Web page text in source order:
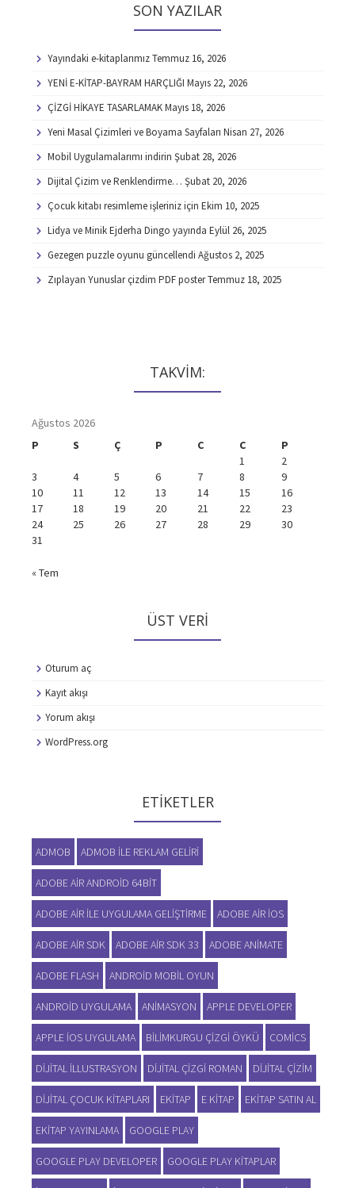
SON YAZILAR
Yayındaki e-kitaplarımızTemmuz 16, 2026
YENİ E-KİTAP-BAYRAM HARÇLIĞI Mayıs 22, 2026
ÇİZGİ HİKAYE TASARLAMAKMayıs 18, 2026
Yeni Masal Çizimleri ve Boyama Sayfaları Nisan 27, 2026
Mobil Uygulamalarımı indirin Şubat 28, 2026
Dijital Çizim ve Renklendirme… Şubat 20, 2026
Çocuk kitabı resimleme işleriniz için Ekim 10, 2025
Lidya ve Minik Ejderha Dingo yayında Eylül 26, 2025
Gezegen puzzle oyunu güncellendi Ağustos 2, 2025
Zıplayan Yunuslar çizdim PDF posterTemmuz 18, 2025
TAKVİM:
Ağustos 2026
P
S Ç P C C
P
1
2
3
4 5 6 7 8
9
10
11 12 13 14 15
16
17
18 19 20 21 22
23
24
25 26 27 28 29
30
31
« Tem
ÜST VERI
Oturum aç
Kayıt akışı
Yorum akışı
WordPress.org
ETIKETLER
ADMOB ADMOB ILE REKLAM GELIRI
ADOBE AIR ANDROID 64BIT
ADOBE AIR ILE UYGULAMA GELIŞTIRME ADOBE AIR IOS
ADOBE AIR SDK ADOBE AIR SDK 33 ADOBE ANIMATE
ADOBE FLASH ANDROID MOBIL OYUN
ANDROID UYGULAMA ANIMASYON APPLE DEVELOPER
APPLE IOS UYGULAMA BILIMKURGU ÇIZGI ÖYKÜ COMICS
DIJITAL ILLUSTRASYON DIJITAL ÇIZGI ROMAN DIJITAL ÇIZIM
DIJITAL ÇOCUK KITAPLARI EKITAP E KITAP EKITAP SATIN AL
EKITAP YAYINLAMA GOOGLE PLAY
GOOGLE PLAY DEVELOPER GOOGLE PLAY KITAPLAR